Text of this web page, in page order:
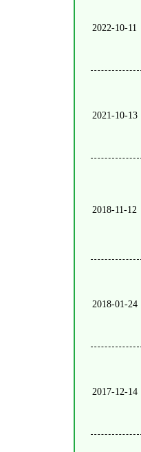
2022-10-11
2021-10-13
2018-11-12
2018-01-24
2017-12-14